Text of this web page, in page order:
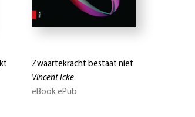
Zwaartekracht bestaat niet
Vincent Icke
eBook ePub